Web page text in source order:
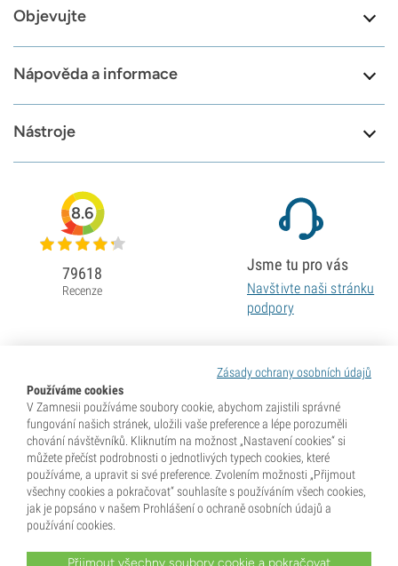
Objevujte
Nápověda a informace
Nástroje
Zásady ochrany osobních údajů
Používáme cookies
V Zamnesii používáme soubory cookie, abychom zajistili správné
fungování našich stránek, uložili vaše preference a lépe porozuměli
chování návštěvníků. Kliknutím na možnost „Nastavení cookies“ si
můžete přečíst podrobnosti o jednotlivých typech cookies, které
používáme, a upravit si své preference. Zvolením možnosti „Přijmout
všechny cookies a pokračovat“ souhlasíte s používáním všech cookies,
jak je popsáno v našem Prohlášení o ochraně osobních údajů a
používání cookies.
Přijmout všechny soubory cookie a pokračovat
8.6
79618
Recenze
Jsme tu pro vás
Navštivte naši stránku
podpory